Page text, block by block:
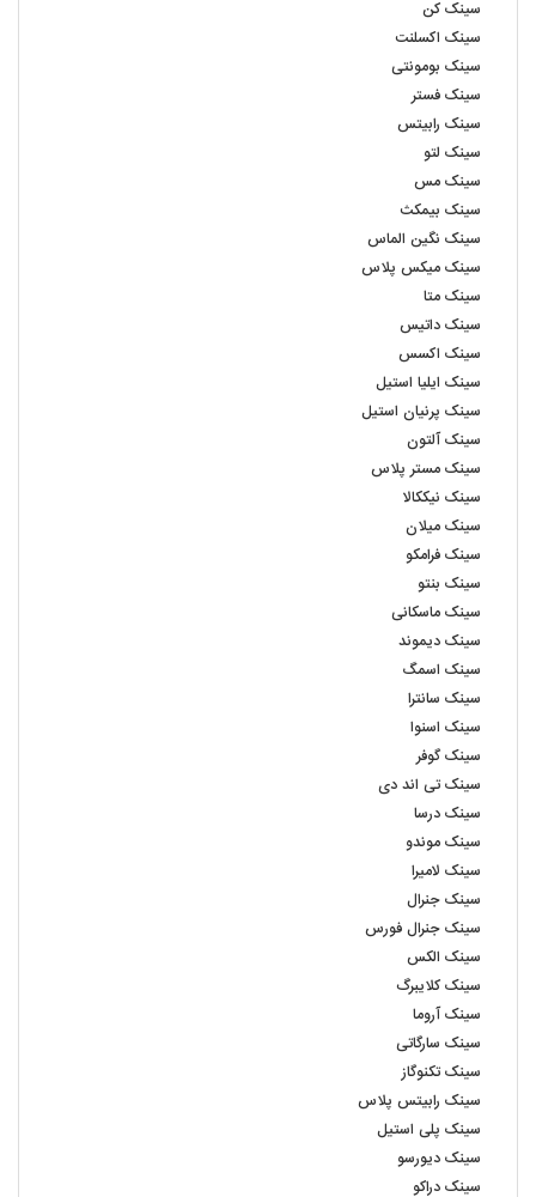
سینک کن
سینک اکسلنت
سینک بومونتی
سینک فستر
سینک رابیتس
سینک لتو
سینک مس
سینک بیمکث
سینک نگین الماس
سینک میکس پلاس
سینک متا
سینک داتیس
سینک اکسس
سینک ایلیا استیل
سینک پرنیان استیل
سینک آلتون
سینک مستر پلاس
سینک نیککالا
سینک میلان
سینک فرامکو
سینک بنتو
سینک ماسکانی
سینک دیموند
سینک اسمگ
سینک سانترا
سینک اسنوا
سینک گوفر
سینک تی اند دی
سینک درسا
سینک موندو
سینک لامیرا
سینک جنرال
سینک جنرال فورس
سینک الکس
سینک کلایبرگ
سینک آروما
سینک سارگاتی
سینک تکنوگاز
سینک رابیتس پلاس
سینک پلی استیل
سینک دیورسو
سینک دراکو